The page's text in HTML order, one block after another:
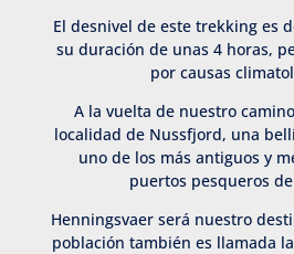
El desnivel de este trekking es
su duración de unas 4 horas,
por causas
A la vuelta de nuestro
localidad de Nussfjord, una
uno de los más antiguos y
puertos pesqueros
Henningsvaer será nuestro
población también es llamada